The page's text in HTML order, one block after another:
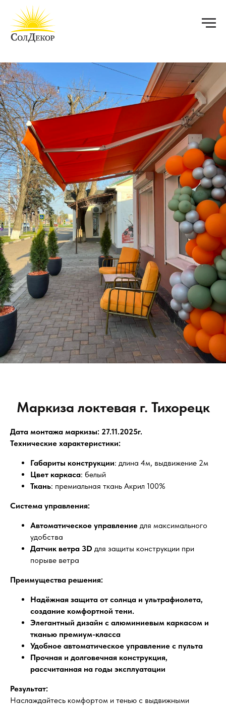
Маркиза локтевая г. Тихорецк
Дата монтажа маркизы: 27.11.2025г.
Технические характеристики:
Габариты конструкции: длина 4м, выдвижение 2м
Цвет каркаса: белый
Ткань: премиальная ткань Акрил 100%
Система управления:
Автоматическое управление для максимального
удобства
Датчик ветра 3D для защиты конструкции при
порыве ветра
Преимущества решения:
Надёжная защита от солнца и ультрафиолета,
создание комфортной тени.
Элегантный дизайн с алюминиевым каркасом и
тканью премиум-класса
Удобное автоматическое управление с пульта
Прочная и долговечная конструкция,
рассчитанная на годы эксплуатации
Результат:
Наслаждайтесь комфортом и тенью с выдвижными